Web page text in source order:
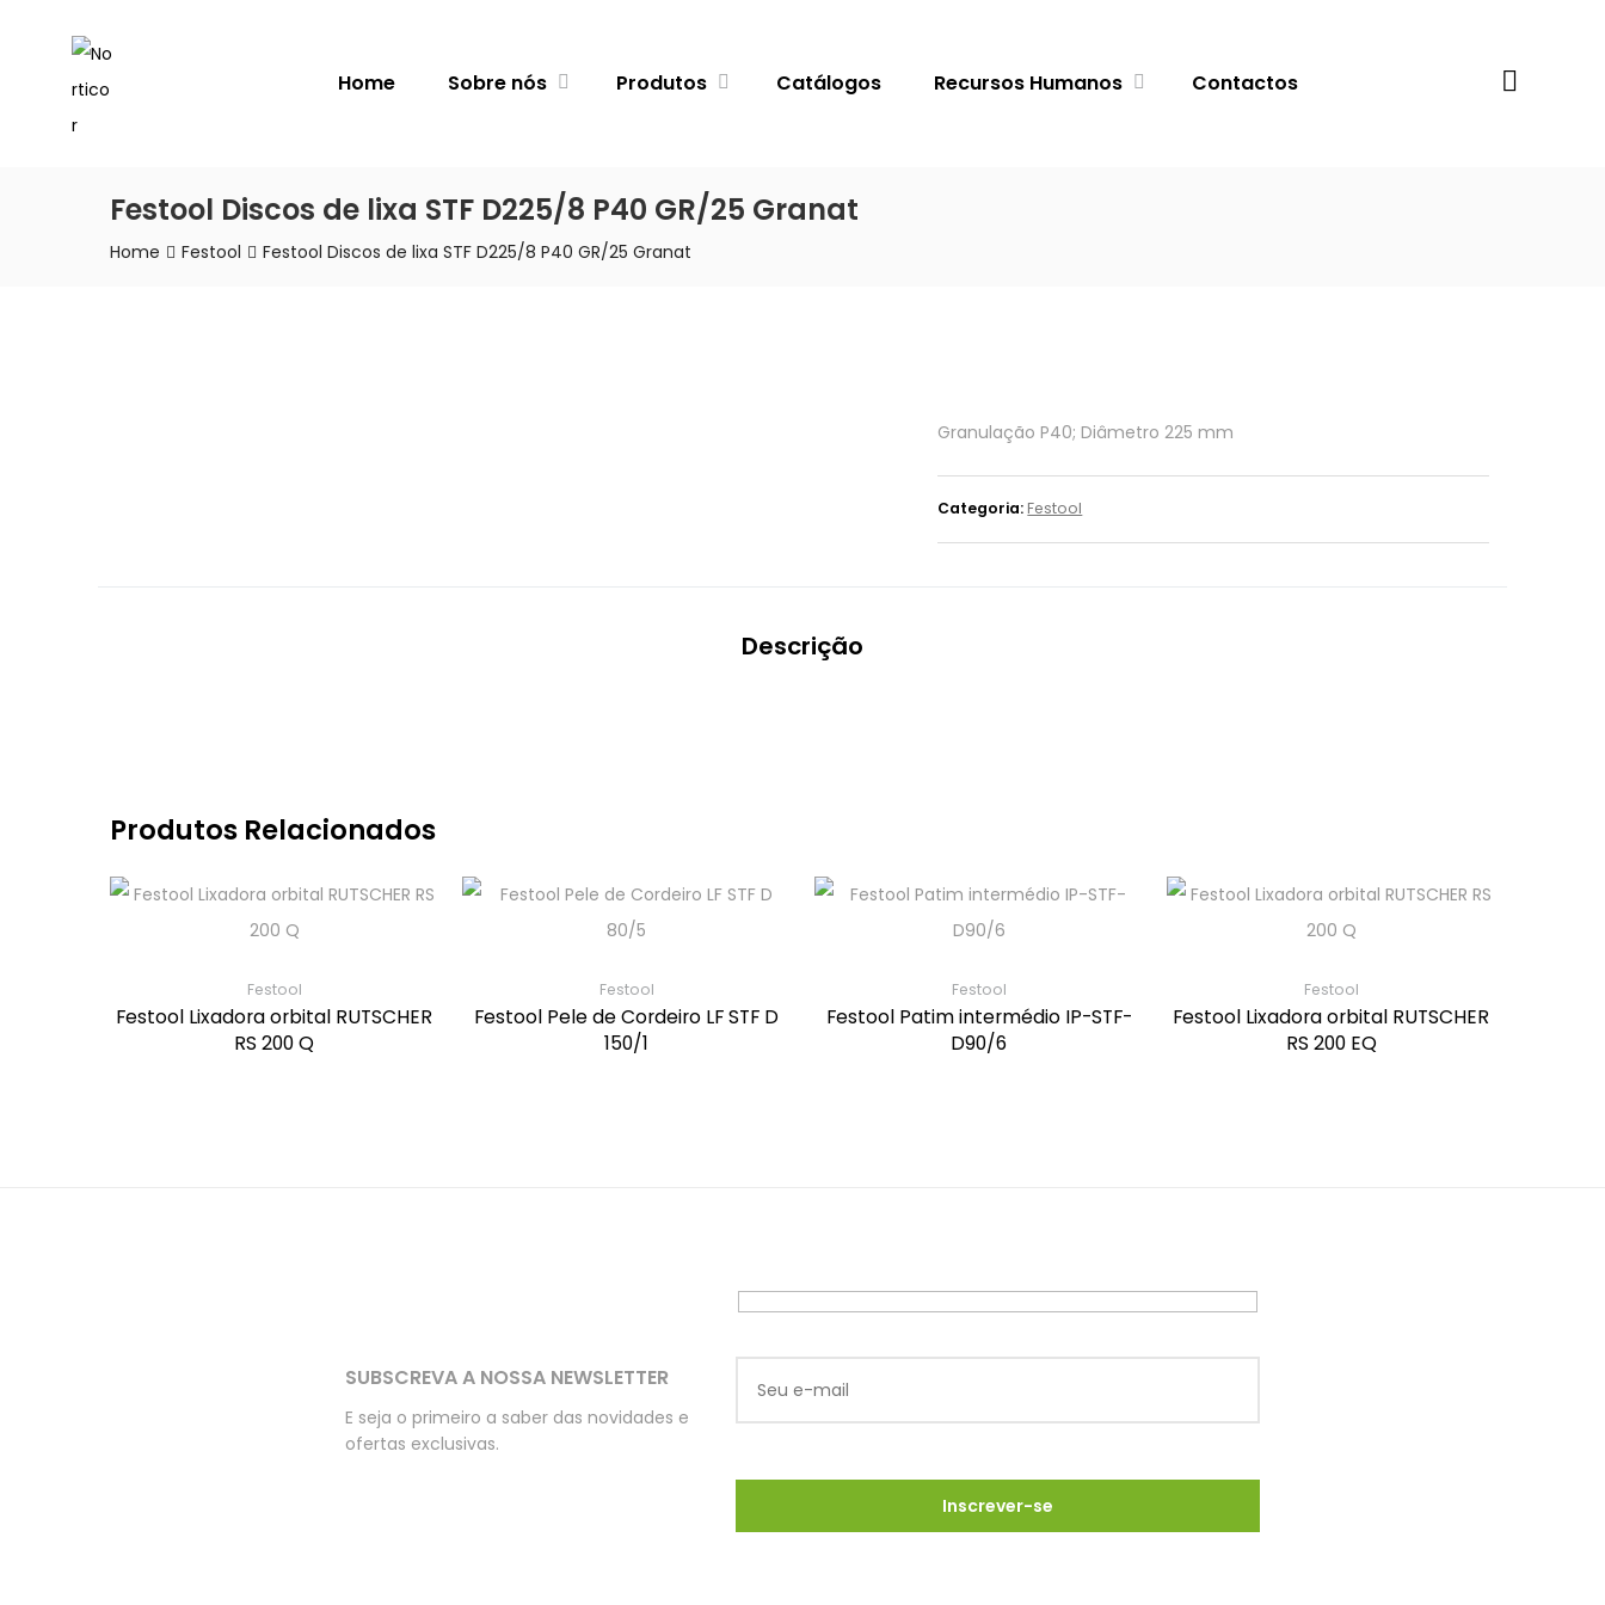
NORTICOR
Home Sobre nós Produtos Catálogos Recursos Humanos Contactos
Festool Discos de lixa STF D225/8 P40 GR/25 Granat
Home Festool Festool Discos de lixa STF D225/8 P40 GR/25 Granat
Granulação P40; Diâmetro 225 mm
Categoria: Festool
Descrição
Produtos Relacionados
Festool
Festool Lixadora orbital RUTSCHER
RS 200 Q
Festool
Festool Pele de Cordeiro LF STF D
150/1
Festool
Festool Patim intermédio IP-STF-
D90/6
Festool
Festool Lixadora orbital RUTSCHER
RS 200 EQ
SUBSCREVA A NOSSA NEWSLETTER
E seja o primeiro a saber das novidades e
ofertas exclusivas.